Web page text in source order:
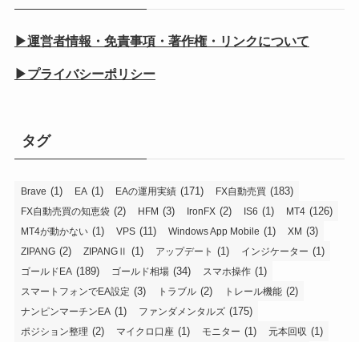
▶運営者情報・免責事項・著作権・リンクについて
▶プライバシーポリシー
タグ
Brave (1) EA (1) EAの運用実績 (171) FX自動売買 (183)
FX自動売買の知恵袋 (2) HFM (3) IronFX (2) IS6 (1) MT4 (126)
MT4が動かない (1) VPS (11) Windows App Mobile (1) XM (3)
ZIPANG (2) ZIPANGⅡ (1) アップデート (1) インジケーター (1)
ゴールドEA (189) ゴールド相場 (34) スマホ操作 (1)
スマートフォンでEA設定 (3) トラブル (2) トレール機能 (2)
ナンピンマーチンEA (1) ファンダメンタルズ (175)
ポジション整理 (2) マイクロ口座 (1) モニター (1) 元本回収 (1)